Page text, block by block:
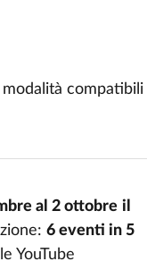
compatibili
al 2 ottobre il
6 eventi in 5
YouTube